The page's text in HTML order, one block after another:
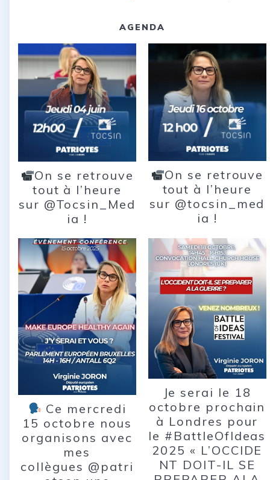
AGENDA
On se retrouve
tout à l’heure
sur @Tocsin_Med
ia !
On se retrouve
tout à l’heure
sur @tocsin_med
ia !
Ce mercredi
15 octobre nous
organisons avec
mes
collègues @patri
Je serai le 18
octobre prochain
à Londres pour
le #BattleOfIdeas
2025 « L’OCCIDE
NT DOIT-IL SE